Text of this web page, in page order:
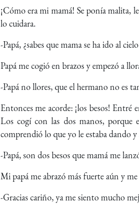
¡Cómo era mi mamá! Se ponía malita,
lo cuidara.
-Papá, ¿sabes que mama se ha ido al
Papá me cogió en brazos y empezó a
-Papá no llores, que el hermano no es
Entonces me acorde: ¡los besos! Entré
Los cogí con las dos manos,
comprendió lo que yo le estaba dando
-Papá, son dos besos que mamá me
Mi papá me abrazó más fuerte aún y
-Gracias cariño, ya me siento mucho